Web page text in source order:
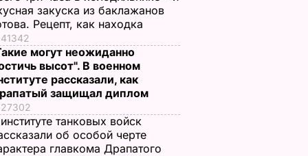
закуска из баклажанов
Рецепт, как находка
41342
могут неожиданно
высот". В военном
рассказали, как
защищал диплом
27302
танковых войск
об особой черте
главкома Драпатого